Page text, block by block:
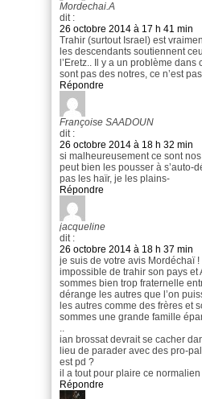
Mordechai.A
dit :
26 octobre 2014 à 17 h 41 min
Trahir (surtout Israel) est
les descendants soutiennent
l’Eretz.. Il y a un problème
sont pas des notres, ce n’est
Répondre
Françoise SAADOUN
dit :
26 octobre 2014 à 18 h 32 min
si malheureusement ce sont
peut bien les pousser à s’auto-
pas les haïr, je les plains-
Répondre
jacqueline
dit :
26 octobre 2014 à 18 h 37 min
je suis de votre avis Mordéchaï
impossible de trahir son pays et
sommes bien trop fraternelle
dérange les autres que l’on
les autres comme des frères et
sommes une grande famille
..
ian brossat devrait se cacher
lieu de parader avec des pro-
est pd ?
il a tout pour plaire ce
Répondre